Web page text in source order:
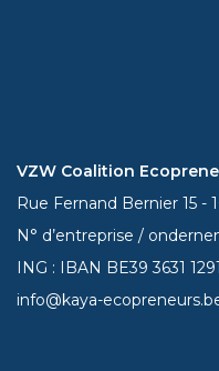
VZW Coalition
Rue Fernand Bernier 15 -
N° d’entreprise /
ING : IBAN BE393631
info@kaya-